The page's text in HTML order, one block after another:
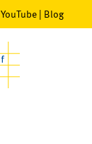
YouTube | Blog